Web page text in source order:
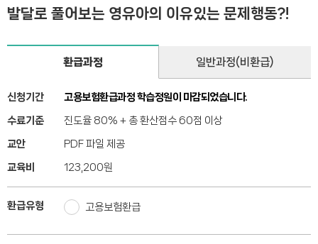
발달로 풀어보는 영유아의 이유있는 문제행동?!
환급과정 일반과정(비환급)
신청기간 고용보험환급과정 학습정원이 마감되었습니다.
수료기준 진도율 80% + 총 환산점수 60점 이상
교안 PDF 파일 제공
교육비 123,200원
환급유형 고용보험환급